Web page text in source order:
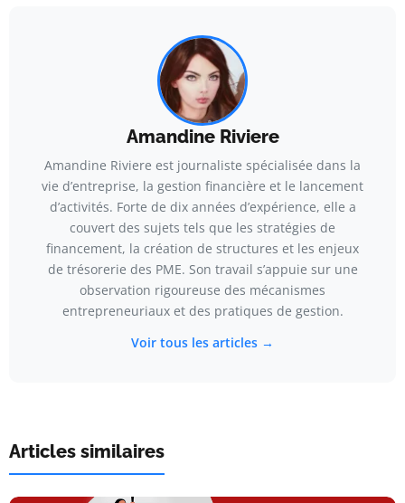
Amandine Riviere
Amandine Riviere est journaliste spécialisée dans la
vie d’entreprise, la gestion financière et le lancement
d’activités. Forte de dix années d’expérience, elle a
couvert des sujets tels que les stratégies de
financement, la création de structures et les enjeux
de trésorerie des PME. Son travail s’appuie sur une
observation rigoureuse des mécanismes
entrepreneuriaux et des pratiques de gestion.
Voir tous les articles →
Articles similaires